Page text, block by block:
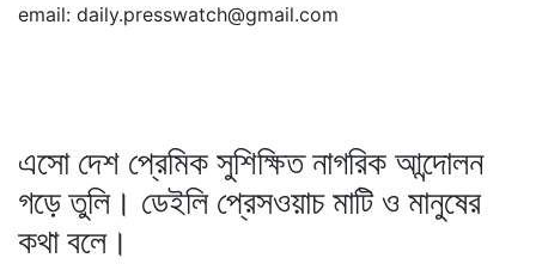
email: daily.presswatch@gmail.com
এসো দেশ প্রেমিক সুশিক্ষিত নাগরিক আন্দোলন
গড়ে তুলি। ডেইলি প্রেসওয়াচ মাটি ও মানুষের
কথা বলে।